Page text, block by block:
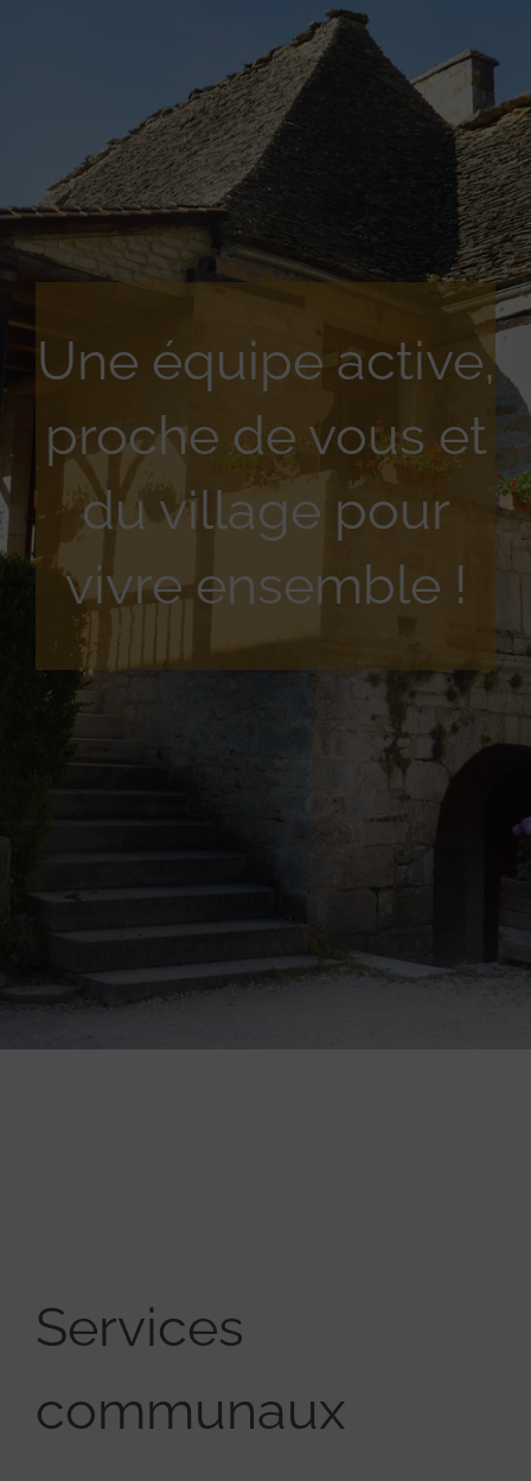
Une équipe active,
proche de vous et
du village pour
vivre ensemble !
Services
communaux